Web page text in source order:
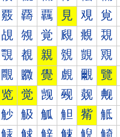
覈 覉 覊 見 覌 覍
覘 覙 覚 覛 覜 覝
覨 覩 親 覫 覬 覭
覸 覹 覺 覻 覼 覽
览 觉 觊 觋 觌 觍
觘 觙 觚 觛 觜 觝
觨 觩 觪 觫 觬 觭